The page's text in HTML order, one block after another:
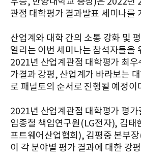
관점 대학평가 결과발표 세미나를
산업계와 대학 간의 소통 강화 및
열리는 이번 세미나는 참석자들을
2021년 산업계관점 대학평가 최우
가결과 강평, 산업계가 바라보는
로 패널토의 순서로 진행될 예정이
2021년 산업계관점 대학평가 평
임종철 책임연구원(LG전자), 김태
프트웨어산업협회), 김평중 본부
이 각 분야별 평가 결과에 대한 강